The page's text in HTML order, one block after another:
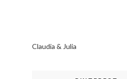
Claudia & Julia